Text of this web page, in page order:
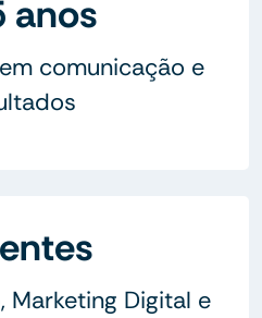
anos
comunicação e
Marketing Digital e